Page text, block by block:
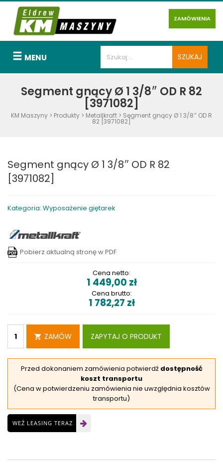
ZAMÓWIENIA
MENU
Segment gnący Ø 1 3/8″ OD R 82
[3971082]
KM Maszyny > Produkty > Metallkraft > Segment gnący Ø 1 3/8″ OD R
82 [3971082]
Segment gnący Ø 1 3/8″ OD R 82
[3971082]
Kategoria: Wyposażenie giętarek
Pobierz aktualną stronę w PDF
Cena netto:
1 449,00 zł
Cena brutto:
1 782,27 zł
ZAMÓW ZAPYTAJ O PRODUKT
Przed dokonaniem zamówienia potwierdź dostępność
koszt transportu
(Cena w potwierdzeniu zamówienia nie uwzględnia kosztów
transportu)
WEŹ LEASING TERAZ